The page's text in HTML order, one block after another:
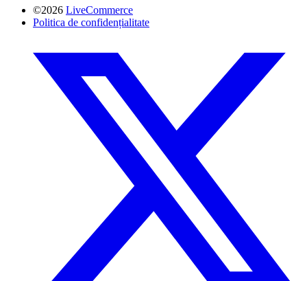
©2026 LiveCommerce
Politica de confidențialitate